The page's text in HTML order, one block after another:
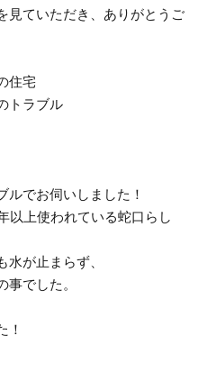
見ていただき、ありがとうご
住宅
トラブル
ルでお伺いしました！
以上使われている蛇口らし
が止まらず、
でした。
！